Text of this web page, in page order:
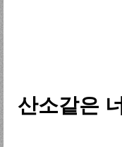
산소같은 너